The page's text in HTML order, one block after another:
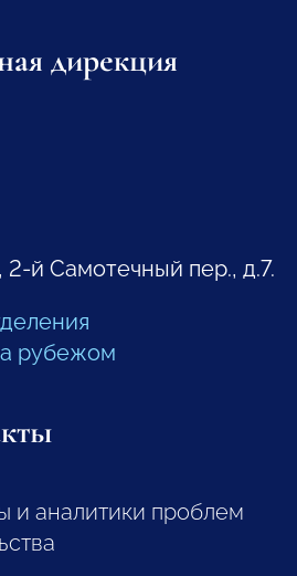
дирекция
2-й Самотечный пер., д.7.
рубежом
и аналитики проблем